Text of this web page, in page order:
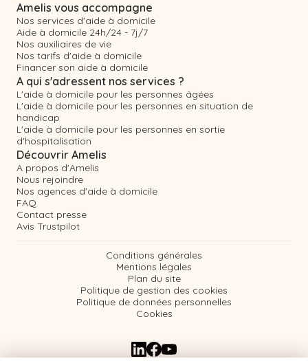
Amelis vous accompagne
Nos services d'aide à domicile
Aide à domicile 24h/24 - 7j/7
Nos auxiliaires de vie
Nos tarifs d'aide à domicile
Financer son aide à domicile
A qui s'adressent nos services ?
L'aide à domicile pour les personnes âgées
L'aide à domicile pour les personnes en situation de
handicap
L'aide à domicile pour les personnes en sortie
d'hospitalisation
Découvrir Amelis
A propos d'Amelis
Nous rejoindre
Nos agences d'aide à domicile
FAQ
Contact presse
Avis Trustpilot
Conditions générales
Mentions légales
Plan du site
Politique de gestion des cookies
Politique de données personnelles
Cookies